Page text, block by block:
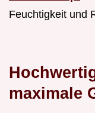
Feuchtigkeit und
maximale